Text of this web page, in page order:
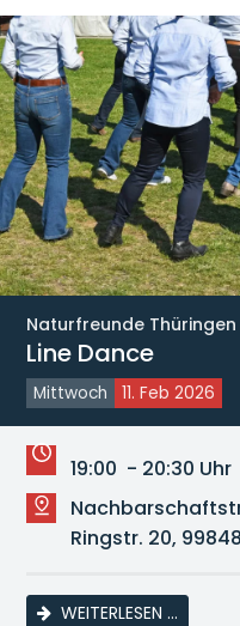
Naturfreunde Thüringen
Line Dance
Mittwoch 11. Feb 2026
19:00 - 20:30 Uhr
Ringstr. 20,
WEITERLESEN …LINE